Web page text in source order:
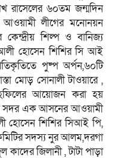
রাসেলের ৬০তম জন্মদিন
লীগের মনোনয়ন
কেন্দ্রীয় শিল্প ও বানিজ্য
হোসেন শিশির সি আই
পুষ্প অর্পন,৬০টি
মোড় সোনালী টাওয়ারে ,
আয়োজন করা হয়
সদর এক আসনের আওয়ামী
হোসেন শিশির সিআই পি,
সদস্য নুর আলম,দরগা
কাদের জিলানী , টাটা পাড়া